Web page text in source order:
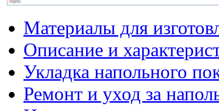
Материалы для
Описание и
Укладка напольного
Ремонт и уход за